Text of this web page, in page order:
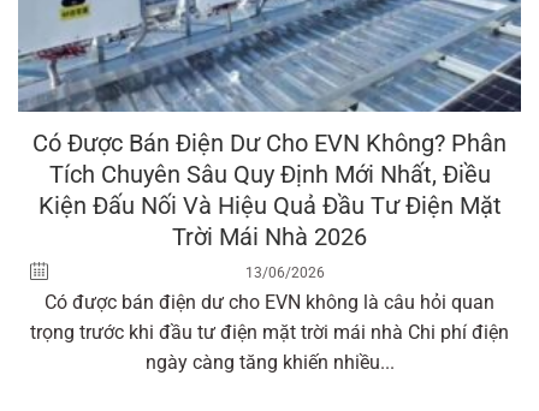
Có Được Bán Điện Dư Cho EVN Không? Phân
Tích Chuyên Sâu Quy Định Mới Nhất, Điều
Kiện Đấu Nối Và Hiệu Quả Đầu Tư Điện Mặt
Trời Mái Nhà 2026
13/06/2026
Có được bán điện dư cho EVN không là câu hỏi quan
trọng trước khi đầu tư điện mặt trời mái nhà Chi phí điện
ngày càng tăng khiến nhiều...